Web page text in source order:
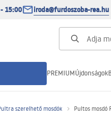
15:00 iroda@furdoszoba-rea.hu
PREMIUMÚjdonságok
szerelhető mosdók Pultos mosdó